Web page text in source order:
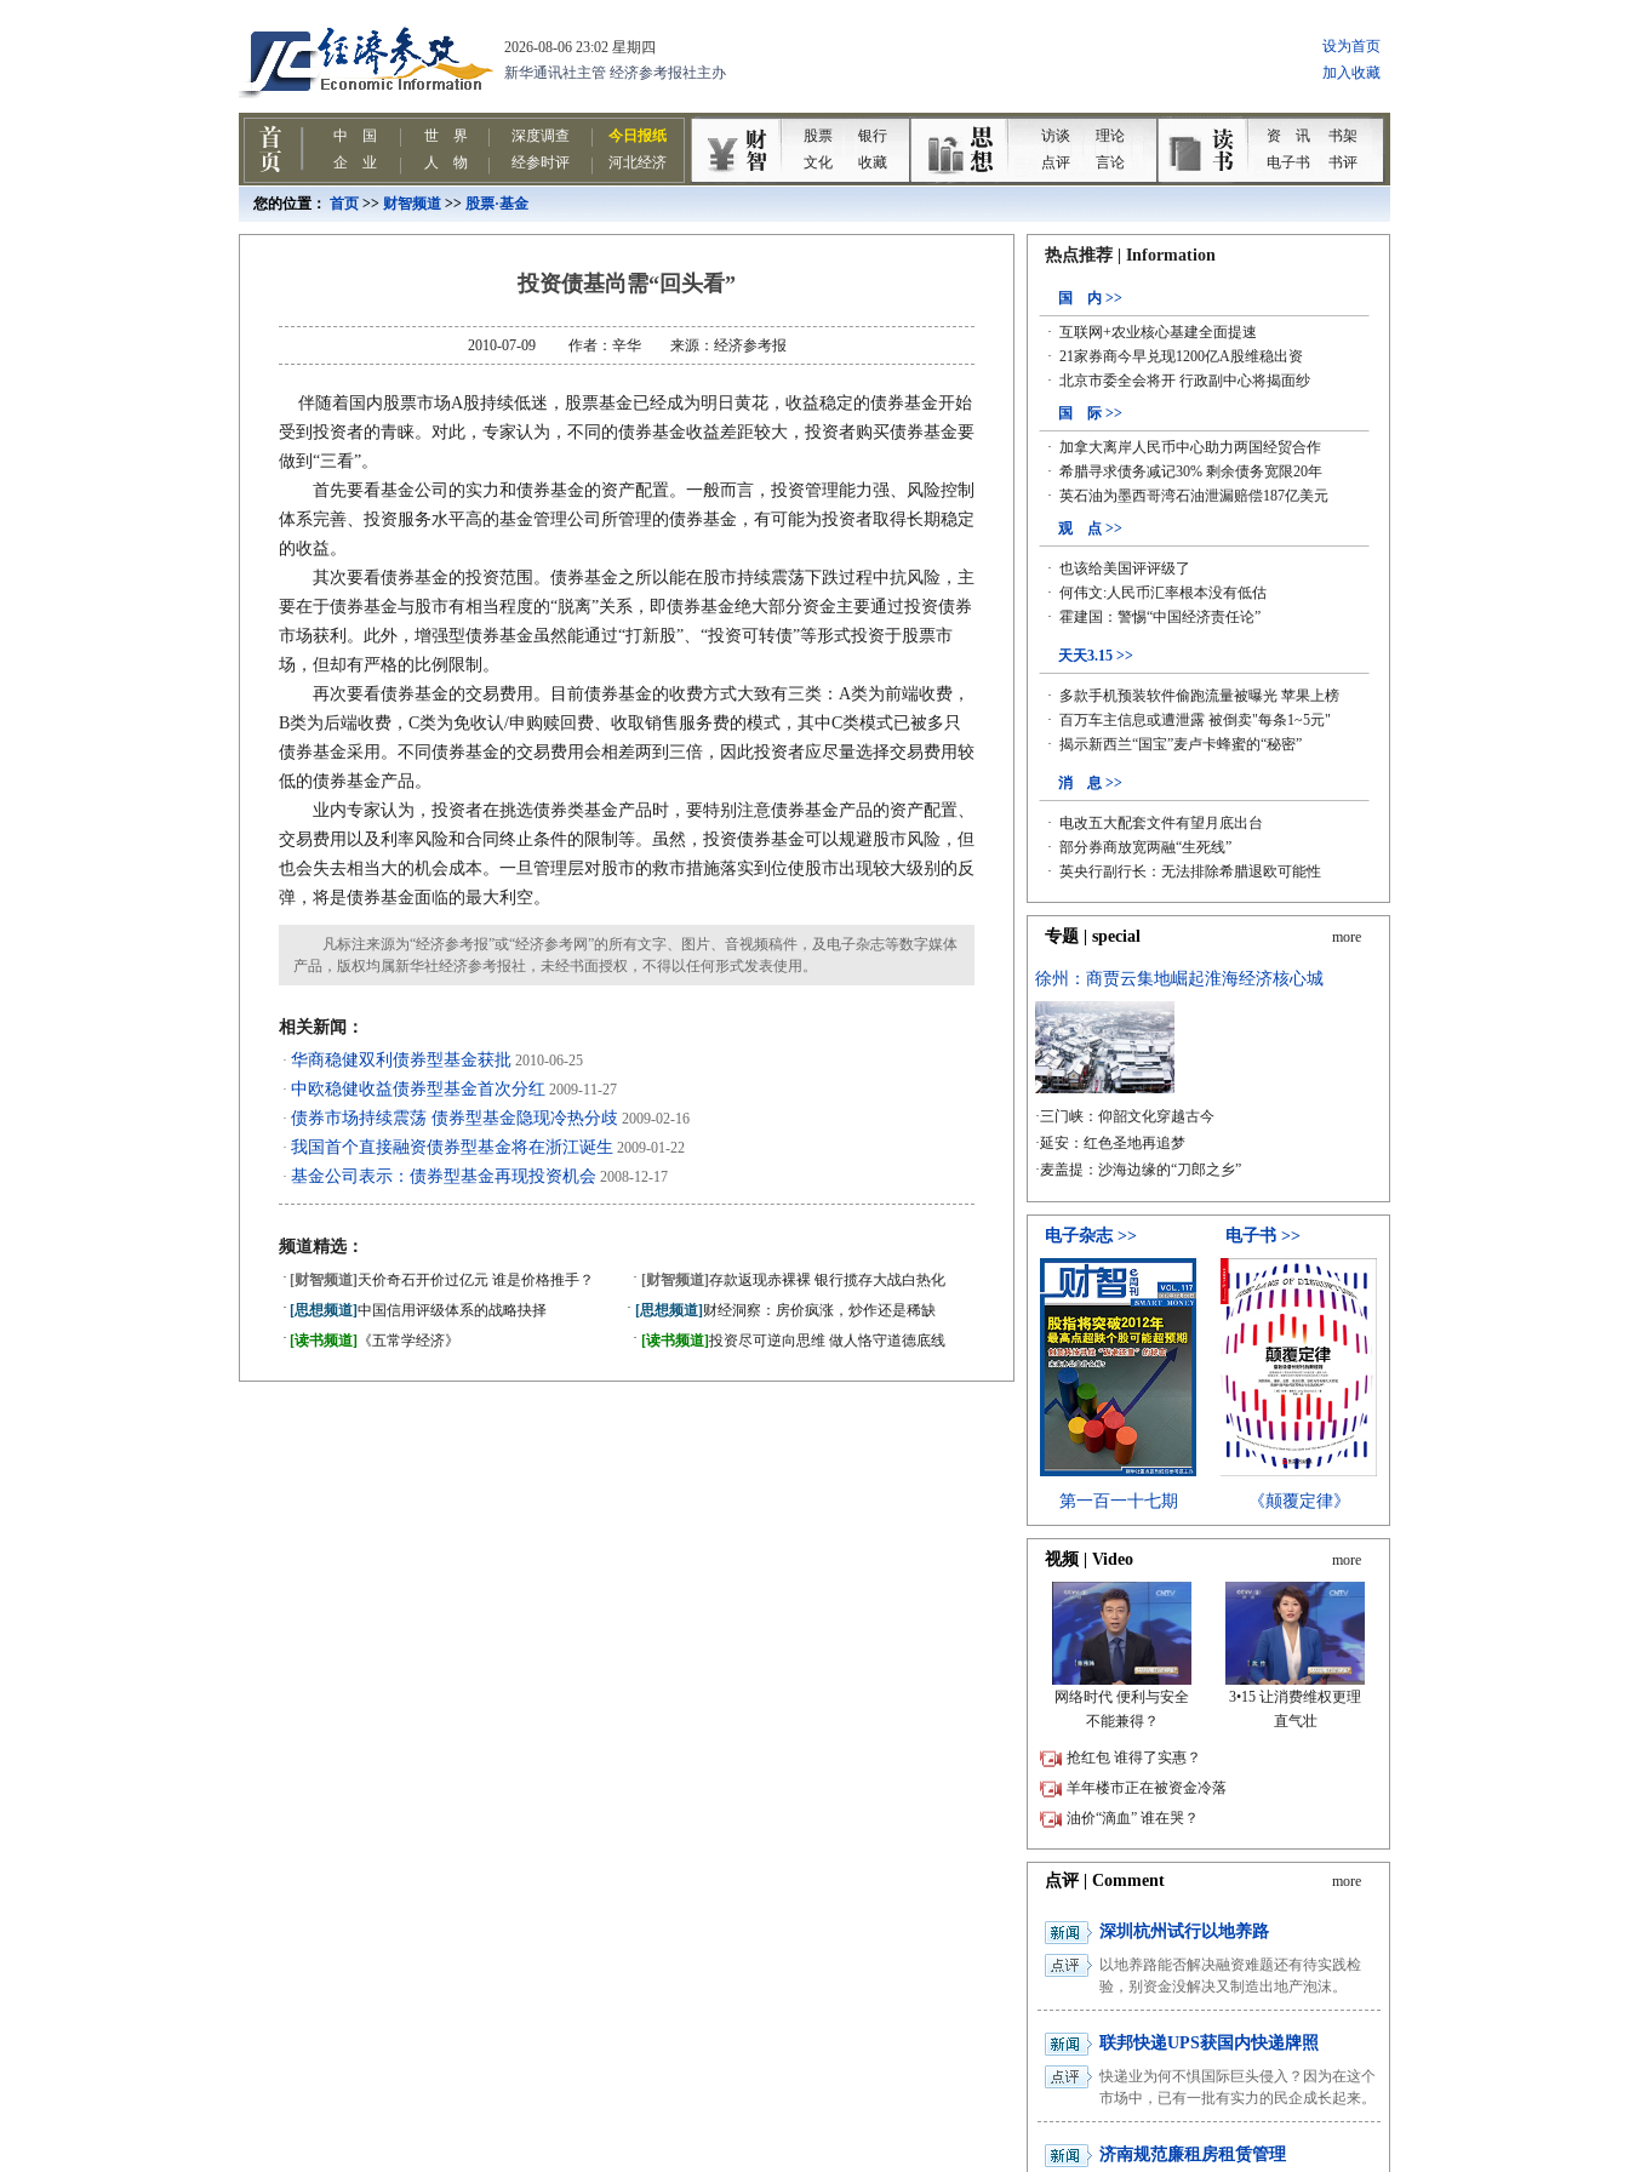
您的位置： 首页 >> 财智频道 >> 股票·基金
投资债基尚需“回头看”
2010-07-09 作者：辛华 来源：经济参考报
伴随着国内股票市场A股持续低迷，股票基金已经成为明日黄花，收益稳定的债券基金开始
受到投资者的青睐。对此，专家认为，不同的债券基金收益差距较大，投资者购买债券基金要
做到“三看”。
首先要看基金公司的实力和债券基金的资产配置。一般而言，投资管理能力强、风险控制
体系完善、投资服务水平高的基金管理公司所管理的债券基金，有可能为投资者取得长期稳定
的收益。
其次要看债券基金的投资范围。债券基金之所以能在股市持续震荡下跌过程中抗风险，主
要在于债券基金与股市有相当程度的“脱离”关系，即债券基金绝大部分资金主要通过投资债券
市场获利。此外，增强型债券基金虽然能通过“打新股”、“投资可转债”等形式投资于股票市
场，但却有严格的比例限制。
再次要看债券基金的交易费用。目前债券基金的收费方式大致有三类：A类为前端收费，
B类为后端收费，C类为免收认/申购赎回费、收取销售服务费的模式，其中C类模式已被多只
债券基金采用。不同债券基金的交易费用会相差两到三倍，因此投资者应尽量选择交易费用较
低的债券基金产品。
业内专家认为，投资者在挑选债券类基金产品时，要特别注意债券基金产品的资产配置、
交易费用以及利率风险和合同终止条件的限制等。虽然，投资债券基金可以规避股市风险，但
也会失去相当大的机会成本。一旦管理层对股市的救市措施落实到位使股市出现较大级别的反
弹，将是债券基金面临的最大利空。
凡标注来源为“经济参考报”或“经济参考网”的所有文字、图片、音视频稿件，及电子杂志等数字媒体
产品，版权均属新华社经济参考报社，未经书面授权，不得以任何形式发表使用。
相关新闻：
· 华商稳健双利债券型基金获批 2010-06-25
· 中欧稳健收益债券型基金首次分红 2009-11-27
· 债券市场持续震荡 债券型基金隐现冷热分歧 2009-02-16
· 我国首个直接融资债券型基金将在浙江诞生 2009-01-22
· 基金公司表示：债券型基金再现投资机会 2008-12-17
频道精选：
· [财智频道] 天价奇石开价过亿元 谁是价格推手？ · [财智频道]存款返现赤裸裸 银行揽存大战白热化
· [思想频道]中国信用评级体系的战略抉择 · [思想频道] 财经洞察：房价疯涨，炒作还是稀缺
· [读书频道] 《五常学经济》 · [读书频道]投资尽可逆向思维 做人恪守道德底线